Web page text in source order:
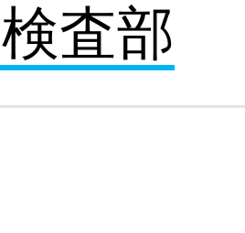
査部